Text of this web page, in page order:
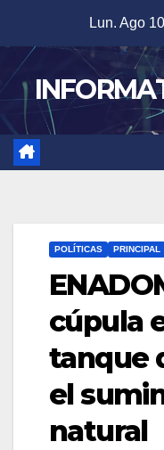
content
Lun. Ago
POLÍTICAS PRINCIPAL
cúpula
tanque
el
natural